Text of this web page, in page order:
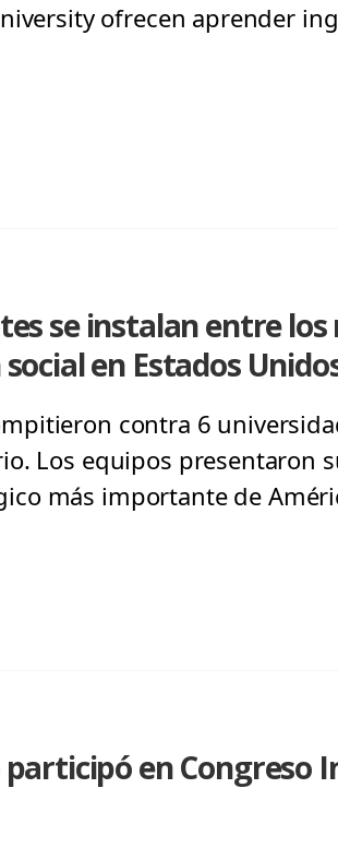
ofrecen aprender
se instalan entre los
en Estados
contra 6
Los equipos presentaron
más importante de
en Congreso